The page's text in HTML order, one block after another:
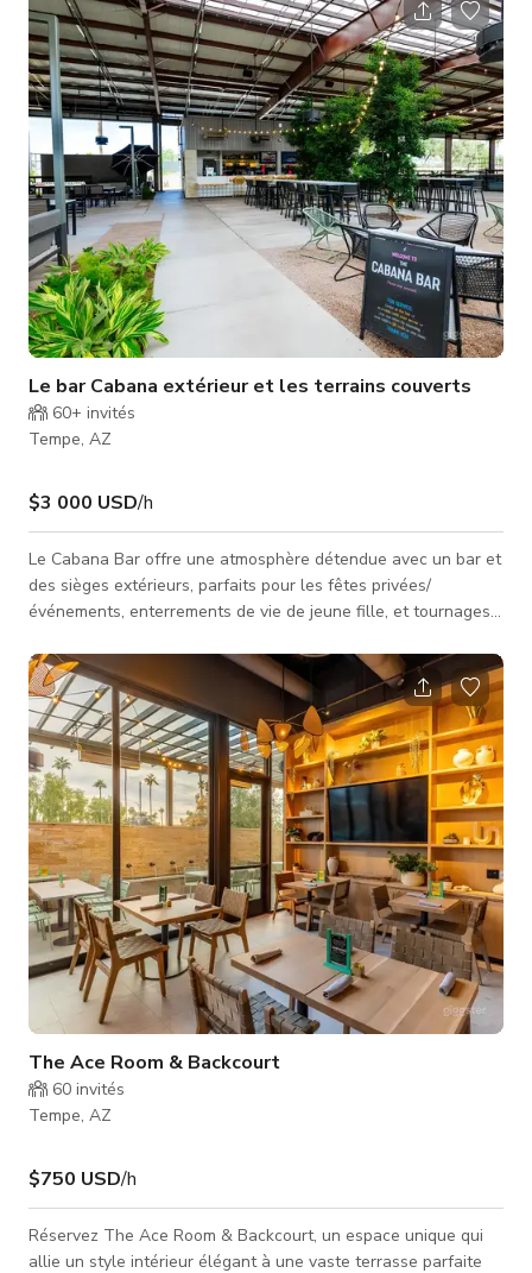
décontracté, un événement d’entreprise ou une célébration
privée, notre lieu offre une expérience inoubliable. Notre lieu
comprend 9 terrains de pickleball extérieurs, plusieurs espace
Le bar Cabana extérieur et les terrains couverts
60+ invités
Tempe, AZ
$3 000 USD/h
Le Cabana Bar offre une atmosphère détendue avec un bar et
des sièges extérieurs, parfaits pour les fêtes privées/
événements, enterrements de vie de jeune fille, et tournages
un espace ombragé spacieux parfait pour les tournages
sportifs, événements de fitness et bien d'autres. Capacité :
Sièges du Cabana Bar : 44 ; Tabourets de bar : 12 ; Sièges
lounge côté terrain : 12 (x4) Caractéristiques : Bar Cabana ext
The Ace Room & Backcourt
60 invités
Tempe, AZ
$750 USD/h
Réservez The Ace Room & Backcourt, un espace unique qui
allie un style intérieur élégant à une vaste terrasse parfaite